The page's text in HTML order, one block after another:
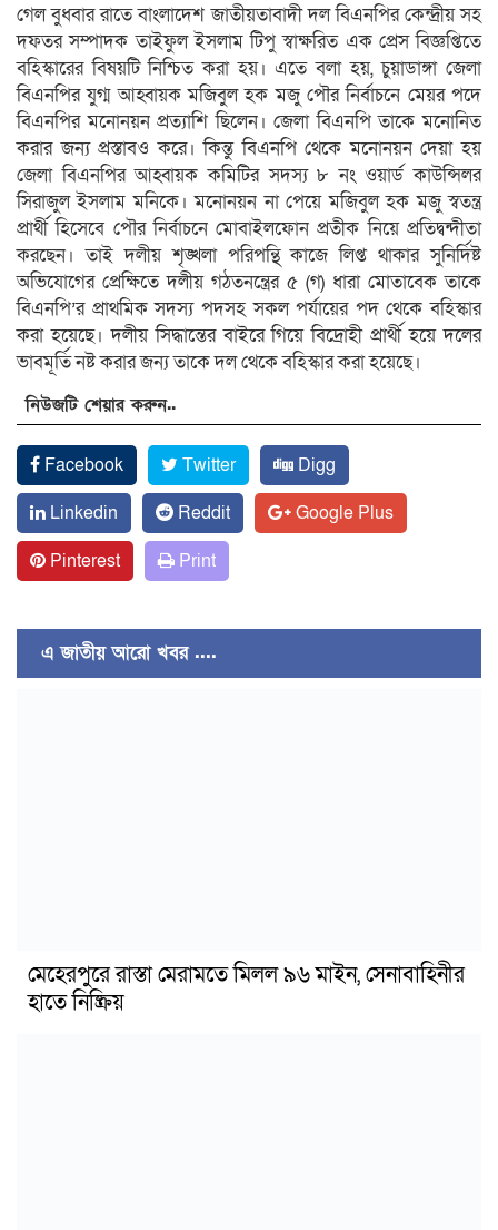
গেল বুধবার রাতে বাংলাদেশ জাতীয়তাবাদী দল বিএনপির কেন্দ্রীয় সহ
দফতর সম্পাদক তাইফুল ইসলাম টিপু স্বাক্ষরিত এক প্রেস বিজ্ঞপ্তিতে
বহিস্কারের বিষয়টি নিশ্চিত করা হয়। এতে বলা হয়, চুয়াডাঙ্গা জেলা
বিএনপির যুগ্ম আহ্বায়ক মজিবুল হক মজু পৌর নির্বাচনে মেয়র পদে
বিএনপির মনোনয়ন প্রত্যাশি ছিলেন। জেলা বিএনপি তাকে মনোনিত
করার জন্য প্রস্তাবও করে। কিন্তু বিএনপি থেকে মনোনয়ন দেয়া হয়
জেলা বিএনপির আহ্বায়ক কমিটির সদস্য ৮ নং ওয়ার্ড কাউন্সিলর
সিরাজুল ইসলাম মনিকে। মনোনয়ন না পেয়ে মজিবুল হক মজু স্বতন্ত্র
প্রার্থী হিসেবে পৌর নির্বাচনে মোবাইলফোন প্রতীক নিয়ে প্রতিদ্বন্দীতা
করছেন। তাই দলীয় শৃঙ্খলা পরিপন্থি কাজে লিপ্ত থাকার সুনির্দিষ্ট
অভিযোগের প্রেক্ষিতে দলীয় গঠতনন্ত্রের ৫ (গ) ধারা মোতাবেক তাকে
বিএনপি’র প্রাথমিক সদস্য পদসহ সকল পর্যায়ের পদ থেকে বহিস্কার
করা হয়েছে। দলীয় সিদ্ধান্তের বাইরে গিয়ে বিদ্রোহী প্রার্থী হয়ে দলের
ভাবমূর্তি নষ্ট করার জন্য তাকে দল থেকে বহিস্কার করা হয়েছে।
নিউজটি শেয়ার করুন..
Facebook Twitter
Digg
Linkedin
Reddit
Google Plus
Pinterest
Print
এ জাতীয় আরো খবর ....
মেহেরপুরে রাস্তা মেরামতে মিলল ৯৬ মাইন, সেনাবাহিনীর
হাতে নিষ্ক্রিয়